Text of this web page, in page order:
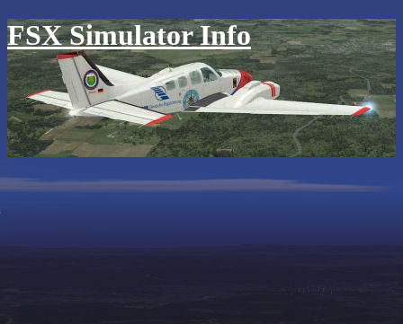
FSX Simulator Info